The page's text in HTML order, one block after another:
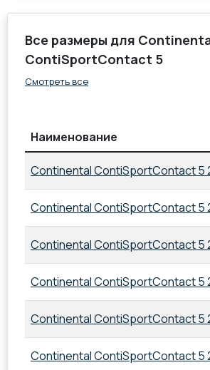
Все размеры для
ContiSportContact 5
Смотреть все
Наименование
Continental ContiSportContact 5
Continental ContiSportContact 5
Continental ContiSportContact 5
Continental ContiSportContact 5
Continental ContiSportContact 5
Continental ContiSportContact 5